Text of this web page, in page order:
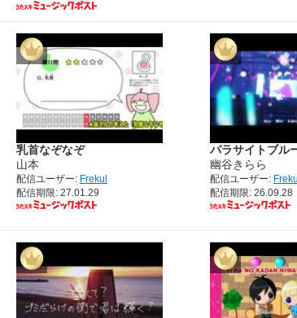
乳首なぞなぞ
山本
配信ユーザー: Frekul
配信期限: 27.01.29
パラサイトブル
幽谷きらら
配信ユーザー: Frekul
配信期限: 26.09.28